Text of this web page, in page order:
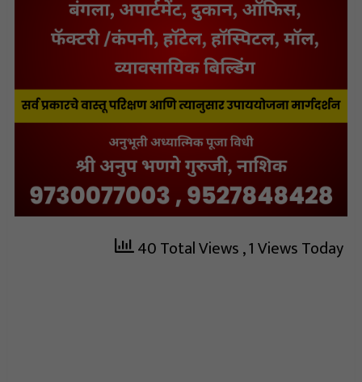
40 Total Views, 1 Views Today